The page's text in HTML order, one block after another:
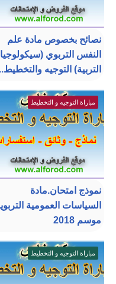
نصائح بخصوص مادة علم
النفس التربوي (سيكولوجيا
التربية) التوجيه
مباراة التوجيه و التخطيط
نموذج امتحان.مادة
السياسات العمومية
موسم 2018
مباراة التوجيه و التخطيط